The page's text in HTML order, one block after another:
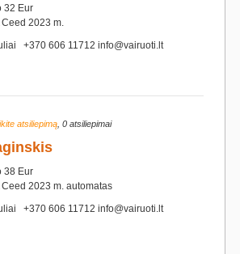
32 Eur
2023 m.
+370 606 11712 info@vairuoti.lt
atsiliepimą , 0 atsiliepimai
38 Eur
2023 m. automatas
+370 606 11712 info@vairuoti.lt